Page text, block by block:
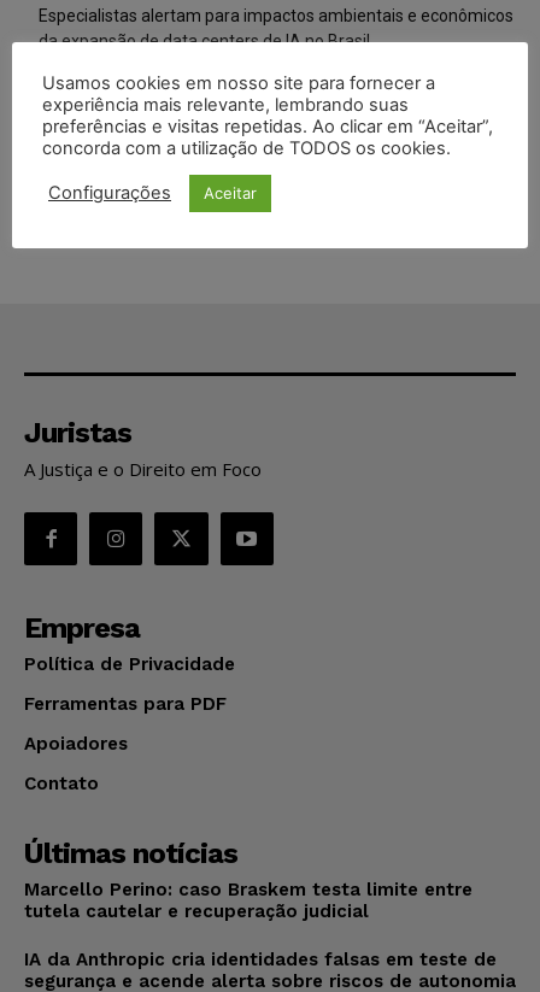
Especialistas alertam para impactos ambientais e econômicos
da expansão de data centers de IA no Brasil
TSE reforça que sistemas das urnas eletrônicas tornam-se
invioláveis após assinatura digital e lacração
STF inicia julgamento sobre constitucionalidade da proibição
dos jogos de azar no Brasil
Juristas
A Justiça e o Direito em Foco
Empresa
Política de Privacidade
Ferramentas para PDF
Apoiadores
Contato
Últimas notícias
Marcello Perino: caso Braskem testa limite entre
tutela cautelar e recuperação judicial
IA da Anthropic cria identidades falsas em teste de
segurança e acende alerta sobre riscos de autonomia
Usamos cookies em nosso site para fornecer a
experiência mais relevante, lembrando suas
preferências e visitas repetidas. Ao clicar em “Aceitar”,
concorda com a utilização de TODOS os cookies.
Configurações Aceitar